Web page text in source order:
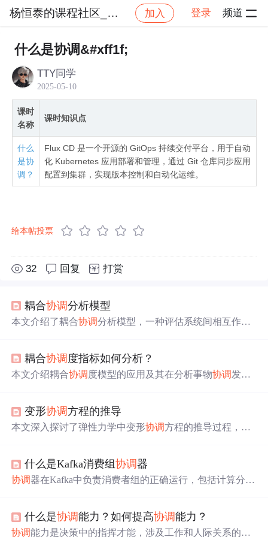
杨恒泰的课程社区_NO_1 加入 登录 频道
社区 杨恒泰的课程社区_NO_1
什么是协调&#xff1f;
TTY同学
2025-05-10
课时
名称
课时知识点
什么
是协
调？
Flux CD 是一个开源的 GitOps 持续交付平台，用于自动
化 Kubernetes 应用部署和管理，通过 Git 仓库同步应用
配置到集群，实现版本控制和自动化运维。
给本帖投票
32 回复 打赏
耦合协调分析模型
本文介绍了耦合协调分析模型，一种评估系统间相互作用
如区域经济研究。SPSS实现展示了其在实际案例中的运
用。
耦合协调 度指标如何分析？
本文介绍耦合协调 度模型的应用及其在分析事物协调发展
效益和社会效益数据为例，展示了耦合
的趋势。
变形协调方程的推导
本文深入探讨了弹性力学中变形协调方程的推导过程，解
之间的关系，以及弹性力学三大基本方程之一的几何方程
的重要性。
什么是Kafka消费组协调器
协调器在Kafka中负责消费者组的正确运行，包括计算分区
等。消费者协调器则负责与组协调器交互。协调
辑基于__consumer_offset分区，每个消费组对应一个分区。
什么是协调能力？如何提高协调能力？
协调能力是决策中的指挥才能，涉及工作和人际关系的处